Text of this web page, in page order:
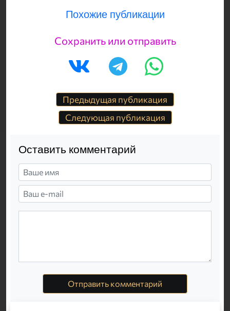
Похожие публикации
Сохранить или отправить
Предыдущая публикация
Следующая публикация
Оставить комментарий
Отправить комментарий